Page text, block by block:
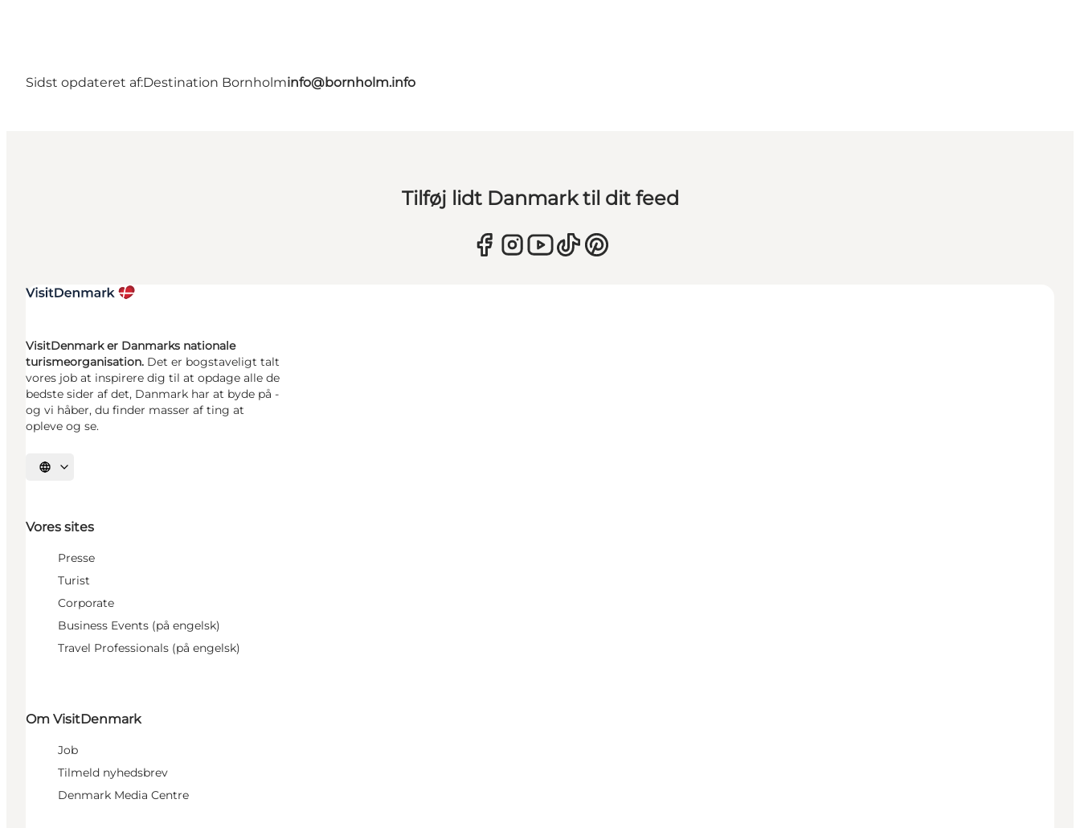
Sidst opdateret af:Destination Bornholminfo@bornholm.info
Tilføj lidt Danmark til dit feed
VisitDenmark er Danmarks nationale
turismeorganisation. Det er bogstaveligt talt
vores job at inspirere dig til at opdage alle de
bedste sider af det, Danmark har at byde på -
og vi håber, du finder masser af ting at
opleve og se.
Vælg sprog
Vores sites
Presse
Turist
Corporate
Business Events (på engelsk)
Travel Professionals (på engelsk)
Om VisitDenmark
Job
Tilmeld nyhedsbrev
Denmark Media Centre